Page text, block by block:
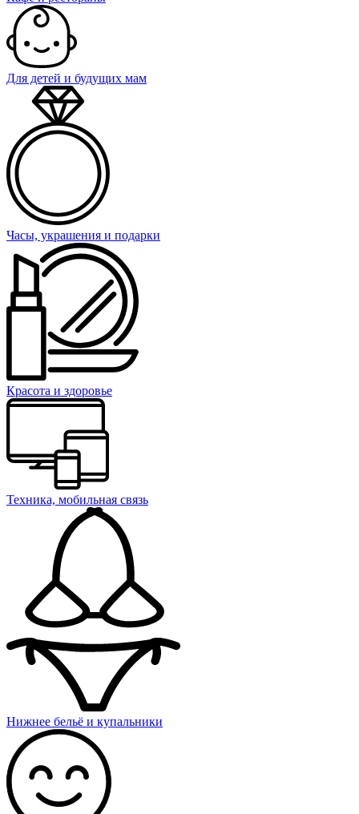
Для детей и будущих мам
Часы, украшения и подарки
Красота и здоровье
Техника, мобильная связь
Нижнее бельё и купальники